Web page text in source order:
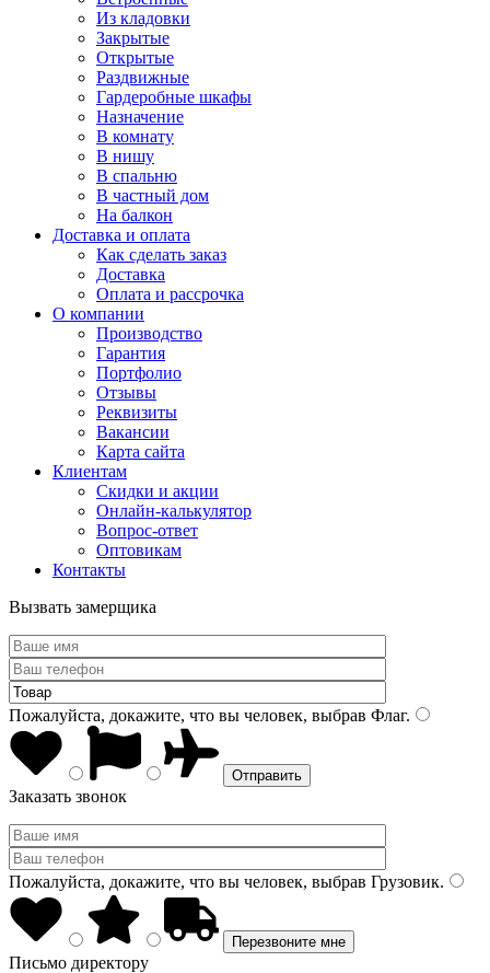
Из кладовки
Закрытые
Открытые
Раздвижные
Гардеробные шкафы
Назначение
В комнату
В нишу
В спальню
В частный дом
На балкон
Доставка и оплата
Как сделать заказ
Доставка
Оплата и рассрочка
О компании
Производство
Гарантия
Портфолио
Отзывы
Реквизиты
Вакансии
Карта сайта
Клиентам
Скидки и акции
Онлайн-калькулятор
Вопрос-ответ
Оптовикам
Контакты
Вызвать замерщика
Пожалуйста, докажите, что вы человек, выбрав Флаг.
Заказать звонок
Пожалуйста, докажите, что вы человек, выбрав Грузовик.
Письмо директору